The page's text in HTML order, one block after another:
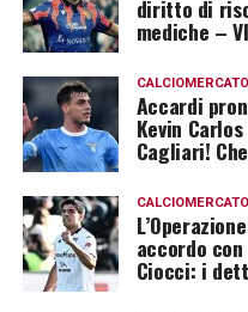
diritto di
mediche –
CALCIOMERCATO
Accardi
Kevin
Cagliari!
CALCIOMERCATO
accordo
Ciocci: i